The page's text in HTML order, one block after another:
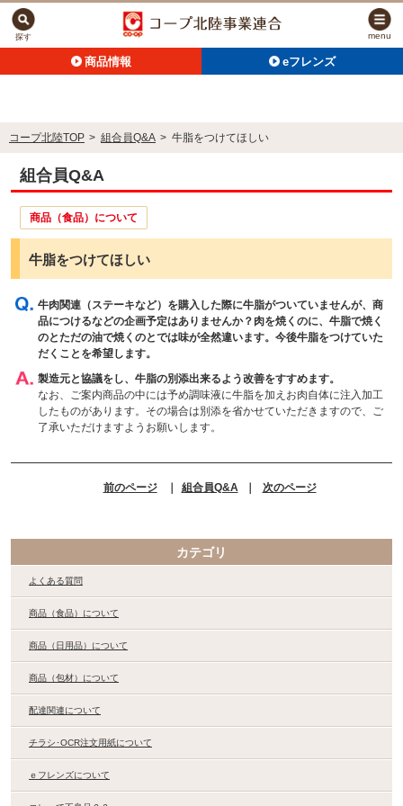
商品情報 eフレンズ
探す menu
コープ北陸TOP > 組合員Q&A > 牛脂をつけてほしい
組合員Q&A
商品（食品）について
牛脂をつけてほしい
牛肉関連（ステーキなど）を購入した際に牛脂がついていませんが、商
品につけるなどの企画予定はありませんか？肉を焼くのに、牛脂で焼く
のとただの油で焼くのとでは味が全然違います。今後牛脂をつけていた
だくことを希望します。
製造元と協議をし、牛脂の別添出来るよう改善をすすめます。
なお、ご案内商品の中には予め調味液に牛脂を加えお肉自体に注入加工
したものがあります。その場合は別添を省かせていただきますので、ご
了承いただけますようお願いします。
前のページ ｜ 組合員Q&A ｜ 次のページ
カテゴリ
よくある質問
商品（食品）について
商品（日用品）について
商品（包材）について
配達関連について
チラシ･OCR注文用紙について
ｅフレンズについて